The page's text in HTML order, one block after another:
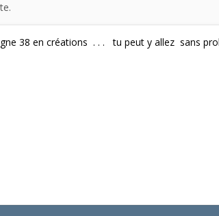
38 en créations . . . tu peut y allez sans